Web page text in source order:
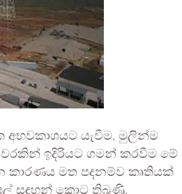
අභවකාශයට යැවීම, මුලින්ම
ඉදිරියට ගමන් කරවීම මේ
කාරණය මත පදනම්ව කෘතියක්
සඳහන් කොට තිබුණි.